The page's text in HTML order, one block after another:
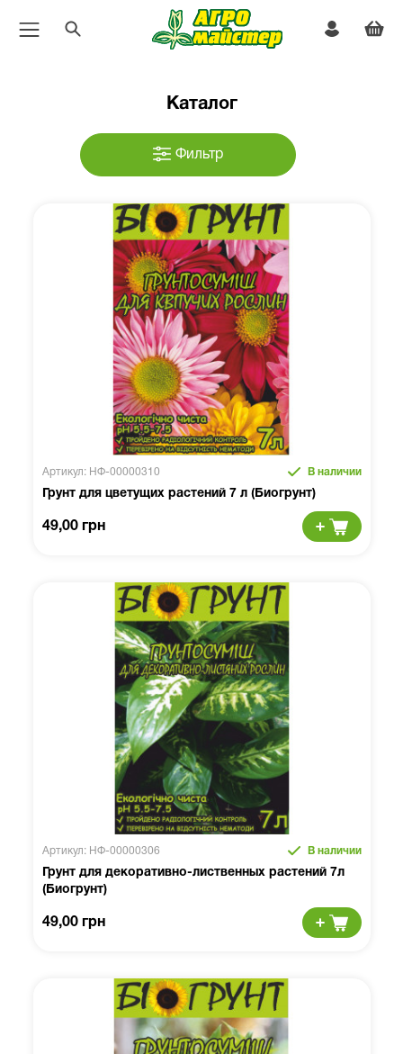
Каталог
Фильтр
Артикул: НФ-00000310 В наличии
Грунт для цветущих растений 7 л (Биогрунт)
49,00 грн
Артикул: НФ-00000306 В наличии
Грунт для декоративно-лиственных растений 7л
(Биогрунт)
49,00 грн